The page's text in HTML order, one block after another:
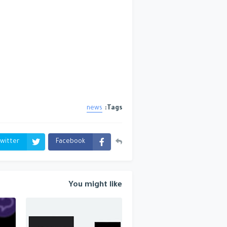
Tags:
news
Facebook
You might like